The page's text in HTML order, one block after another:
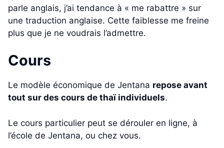
parle anglais, j’ai tendance à « me rabattre » sur
une traduction anglaise. Cette faiblesse me freine
plus que je ne voudrais l’admettre.
Cours
Le modèle économique de Jentana repose avant
tout sur des cours de thaï individuels.
Le cours particulier peut se dérouler en ligne, à
l’école de Jentana, ou chez vous.